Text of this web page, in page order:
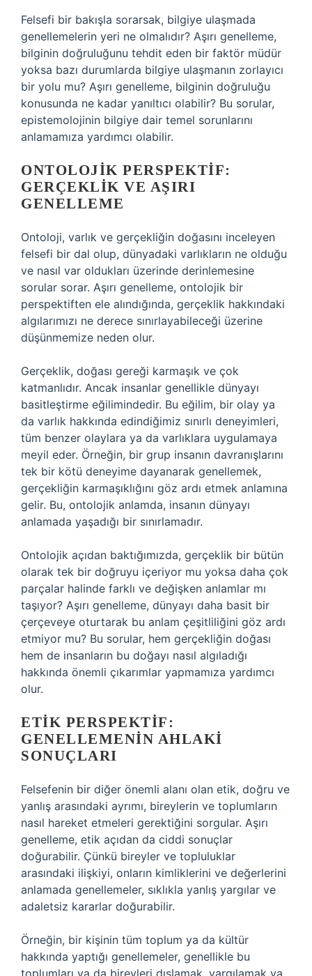
Felsefi bir bakışla sorarsak, bilgiye ulaşmada
genellemelerin yeri ne olmalıdır? Aşırı genelleme,
bilginin doğruluğunu tehdit eden bir faktör müdür
yoksa bazı durumlarda bilgiye ulaşmanın zorlayıcı
bir yolu mu? Aşırı genelleme, bilginin doğruluğu
konusunda ne kadar yanıltıcı olabilir? Bu sorular,
epistemolojinin bilgiye dair temel sorunlarını
anlamamıza yardımcı olabilir.
ONTOLOJIK PERSPEKTIF:
GERÇEKLIK VE AŞIRI
GENELLEME
Ontoloji, varlık ve gerçekliğin doğasını inceleyen
felsefi bir dal olup, dünyadaki varlıkların ne olduğu
ve nasıl var oldukları üzerinde derinlemesine
sorular sorar. Aşırı genelleme, ontolojik bir
perspektiften ele alındığında, gerçeklik hakkındaki
algılarımızı ne derece sınırlayabileceği üzerine
düşünmemize neden olur.
Gerçeklik, doğası gereği karmaşık ve çok
katmanlıdır. Ancak insanlar genellikle dünyayı
basitleştirme eğilimindedir. Bu eğilim, bir olay ya
da varlık hakkında edindiğimiz sınırlı deneyimleri,
tüm benzer olaylara ya da varlıklara uygulamaya
meyil eder. Örneğin, bir grup insanın davranışlarını
tek bir kötü deneyime dayanarak genellemek,
gerçekliğin karmaşıklığını göz ardı etmek anlamına
gelir. Bu, ontolojik anlamda, insanın dünyayı
anlamada yaşadığı bir sınırlamadır.
Ontolojik açıdan baktığımızda, gerçeklik bir bütün
olarak tek bir doğruyu içeriyor mu yoksa daha çok
parçalar halinde farklı ve değişken anlamlar mı
taşıyor? Aşırı genelleme, dünyayı daha basit bir
çerçeveye oturtarak bu anlam çeşitliliğini göz ardı
etmiyor mu? Bu sorular, hem gerçekliğin doğası
hem de insanların bu doğayı nasıl algıladığı
hakkında önemli çıkarımlar yapmamıza yardımcı
olur.
ETIK PERSPEKTIF:
GENELLEMENIN AHLAKI
SONUÇLARI
Felsefenin bir diğer önemli alanı olan etik, doğru ve
yanlış arasındaki ayrımı, bireylerin ve toplumların
nasıl hareket etmeleri gerektiğini sorgular. Aşırı
genelleme, etik açıdan da ciddi sonuçlar
doğurabilir. Çünkü bireyler ve topluluklar
arasındaki ilişkiyi, onların kimliklerini ve değerlerini
anlamada genellemeler, sıklıkla yanlış yargılar ve
adaletsiz kararlar doğurabilir.
Örneğin, bir kişinin tüm toplum ya da kültür
hakkında yaptığı genellemeler, genellikle bu
toplumları ya da bireyleri dışlamak, yargılamak ya